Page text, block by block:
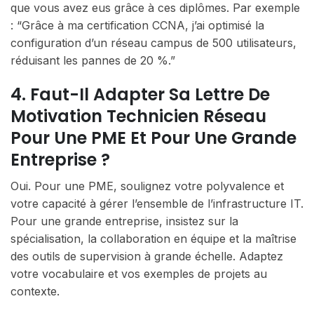
que vous avez eus grâce à ces diplômes. Par exemple
: “Grâce à ma certification CCNA, j’ai optimisé la
configuration d’un réseau campus de 500 utilisateurs,
réduisant les pannes de 20 %.”
4. Faut-Il Adapter Sa Lettre De
Motivation Technicien Réseau
Pour Une PME Et Pour Une Grande
Entreprise ?
Oui. Pour une PME, soulignez votre polyvalence et
votre capacité à gérer l’ensemble de l’infrastructure IT.
Pour une grande entreprise, insistez sur la
spécialisation, la collaboration en équipe et la maîtrise
des outils de supervision à grande échelle. Adaptez
votre vocabulaire et vos exemples de projets au
contexte.